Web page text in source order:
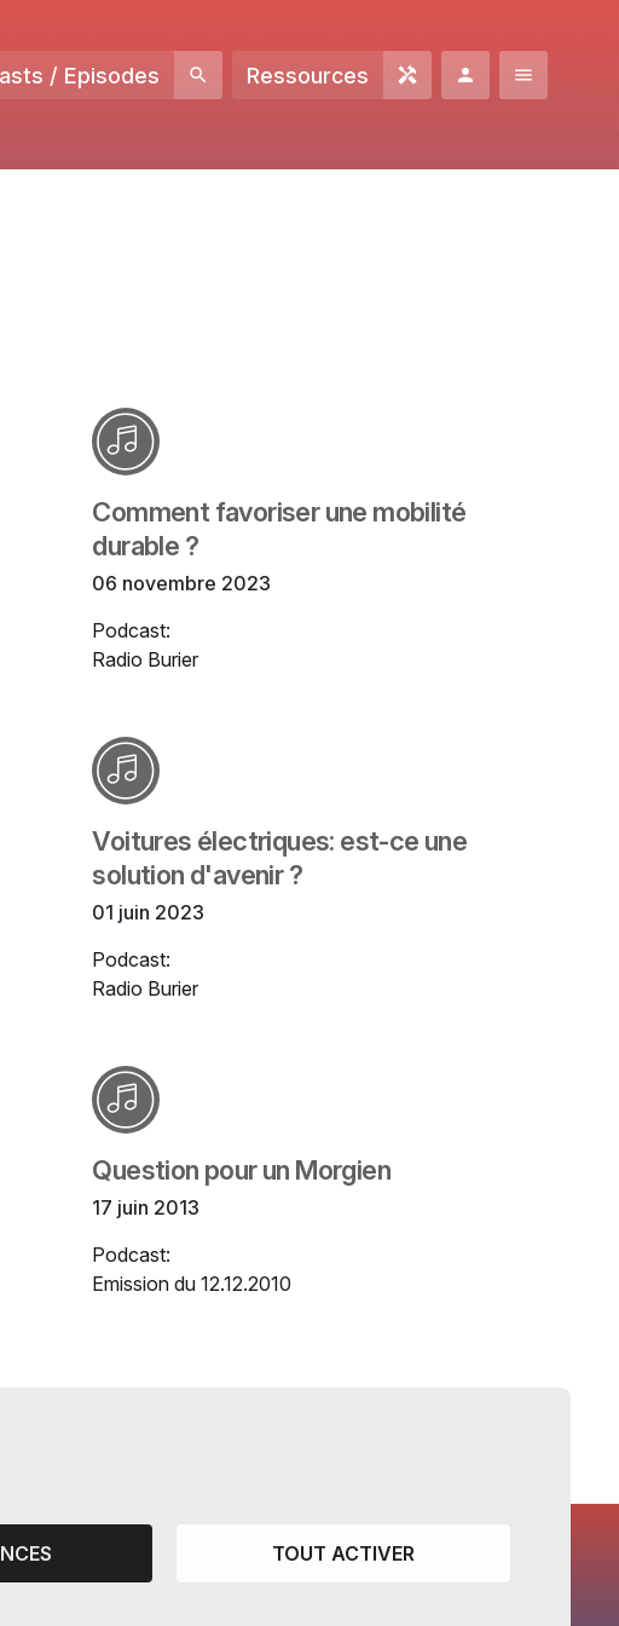
/ Episodes Ressources
Comment favoriser une mobilité
durable ?
06 novembre 2023
Podcast:
Radio Burier
Voitures électriques: est-ce une
solution d'avenir ?
01 juin 2023
Podcast:
Radio Burier
Question pour un Morgien
17 juin 2013
Podcast:
Emission du 12.12.2010
TOUT ACTIVER